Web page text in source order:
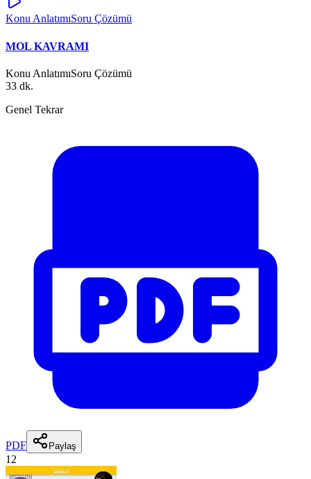
Konu AnlatımıSoru Çözümü
MOL KAVRAMI
Konu AnlatımıSoru Çözümü
33 dk.
Genel Tekrar
PDF Paylaş
12